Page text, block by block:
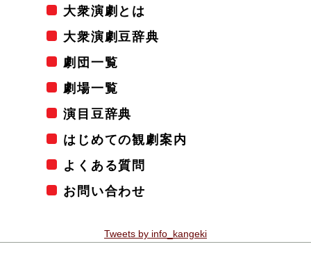
大衆演劇とは
大衆演劇豆辞典
劇団一覧
劇場一覧
演目豆辞典
はじめての観劇案内
よくある質問
お問い合わせ
Tweets by info_kangeki